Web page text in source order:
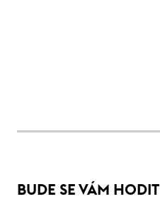
BUDE SE VÁM HODIT